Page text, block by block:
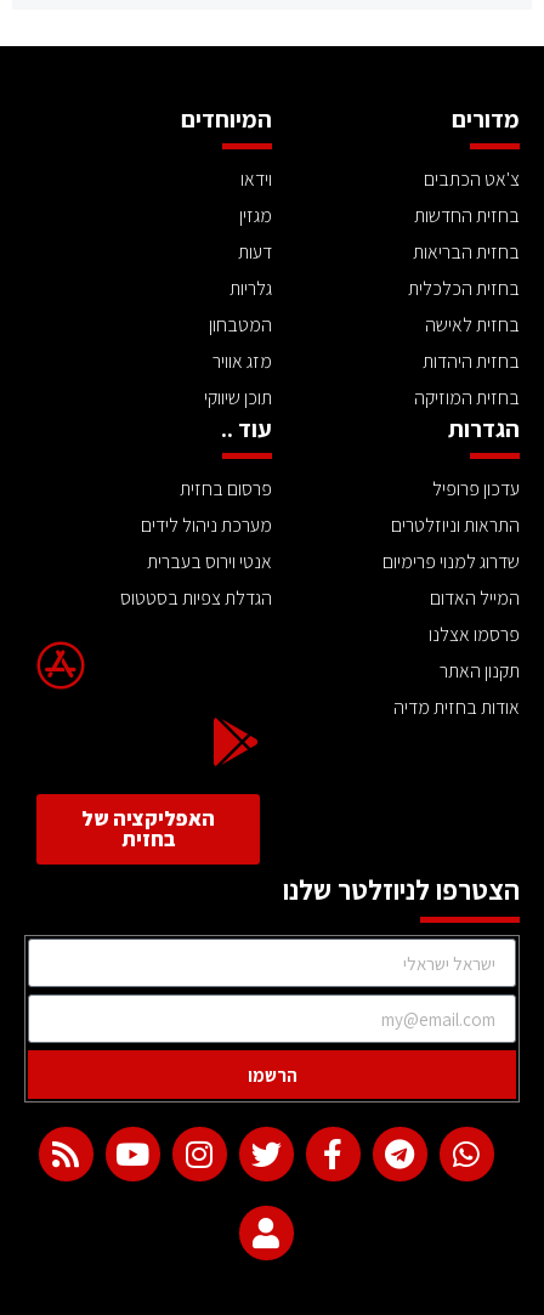
מדורים
צ'אט הכתבים
בחזית החדשות
בחזית הבריאות
בחזית הכלכלית
בחזית לאישה
בחזית היהדות
בחזית המוזיקה
המיוחדים
וידאו
מגזין
דעות
גלריות
המטבחון
מזג אוויר
תוכן שיווקי
הגדרות
עדכון פרופיל
התראות וניוזלטרים
שדרוג למנוי פרימיום
המייל האדום
פרסמו אצלנו
תקנון האתר
אודות בחזית מדיה
עוד ..
פרסום בחזית
מערכת ניהול לידים
אנטי וירוס בעברית
הגדלת צפיות בסטטוס
האפליקציה של
בחזית
הצטרפו לניוזלטר שלנו
הרשמו